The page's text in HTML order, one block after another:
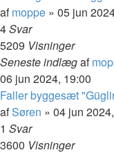
afmoppe » 05 jun
4Svar
5209 Visninger
Seneste indlægaf
06 jun 2024, 19:00
Faller byggesæt
afSøren » 04 jun
1 Svar
3600 Visninger